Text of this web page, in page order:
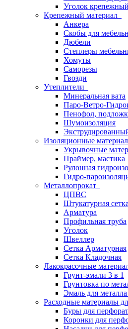
Уголок крепежный
Крепежный материал
Анкера
Скобы для
Дюбели
Степлеры
Хомуты
Саморезы
Гвозди
Утеплители
Минеральная вата
Паро-Ветро-
Пенофол,
Шумоизоляция
Изоляционные
Укрывочные
Праймер, мастика
Рулонная
Гидро-
Металлопрокат
ЦПВС
Штукатурная сетка
Арматура
Профильная труба
Уголок
Швеллер
Сетка Арматурная
Сетка Кладочная
Лакокрасочные
Грунт-эмали 3 в 1
Грунтовка по
Эмаль для
Расходные материалы
Буры для
Коронки для